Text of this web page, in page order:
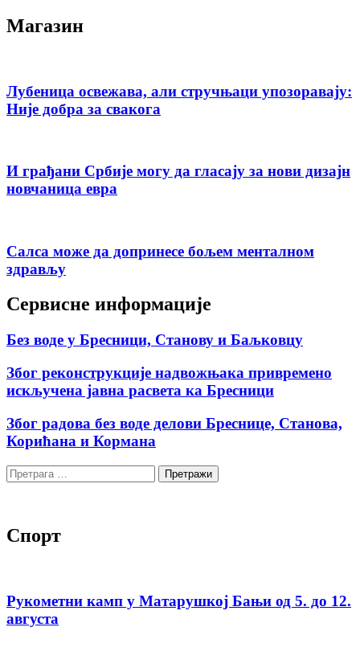
Магазин
Лубеница освежава, али стручњаци упозоравају:
Није добра за свакога
И грађани Србије могу да гласају за нови дизајн
новчаница евра
Салса може да допринесе бољем менталном
здрављу
Сервисне информације
Без воде у Бресници, Станову и Баљковцу
Због реконструкције надвожњака привремено
искључена јавна расвета ка Бресници
Због радова без воде делови Бреснице, Станова,
Корићана и Кормана
Претрага
за:
Спорт
Рукометни камп у Матарушкој Бањи од 5. до 12.
августа